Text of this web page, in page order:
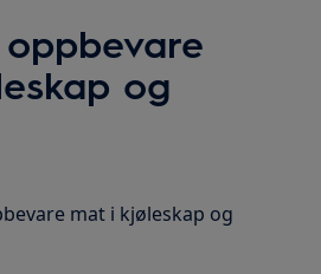
og
mat i kjøleskap og